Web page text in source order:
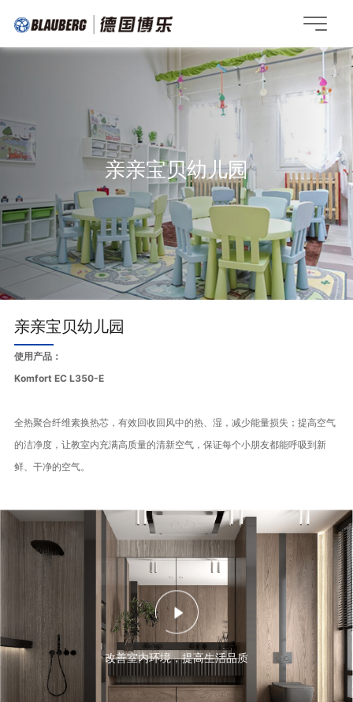
亲亲宝贝幼儿园
亲亲宝贝幼儿园
使用产品：
Komfort EC L350-E
全热聚合纤维素换热芯，有效回收回风中的热、湿，减少能量损失；提高空气
的洁净度，让教室内充满高质量的清新空气，保证每个小朋友都能呼吸到新
鲜、干净的空气。
改善室内环境，提高生活品质